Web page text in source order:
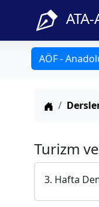
AÖF -
Anasayfa
Turizm
3. Hafta